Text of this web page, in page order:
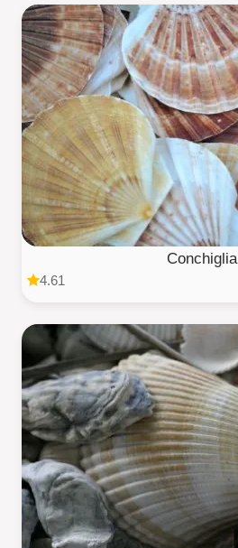
Conchiglia
4.61